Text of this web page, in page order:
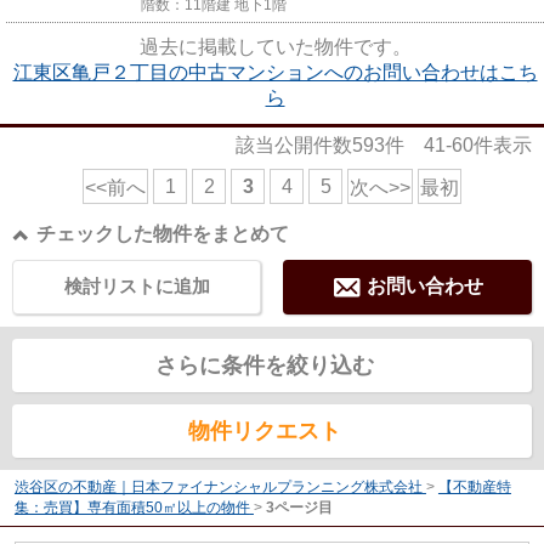
階数：11階建 地下1階
過去に掲載していた物件です。
江東区亀戸２丁目の中古マンションへのお問い合わせはこち
ら
該当公開件数593件 41-60件表示
<<前へ 1 2 3 4 5 次へ>> 最初
チェックした物件をまとめて
お問い合わせ
検討リストに追加
さらに条件を絞り込む
物件リクエスト
渋谷区の不動産｜日本ファイナンシャルプランニング株式会社 >
【不動産特
集：売買】専有面積50㎡以上の物件 > 3ページ目